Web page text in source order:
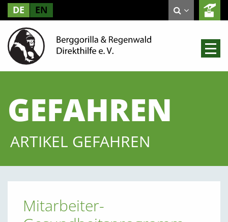
DE EN
GEFAHREN
ARTIKEL GEFAHREN
Mitarbeiter-